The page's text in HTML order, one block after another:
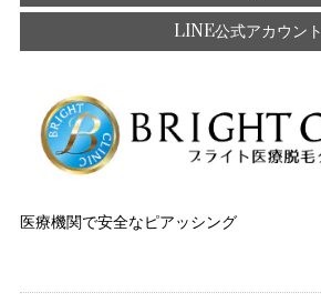
LINE公式アカウント
医療機関で安全なピアッシング